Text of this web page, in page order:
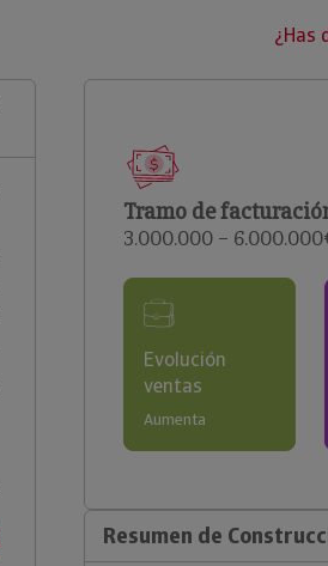
¿Has
Tramo de
3.000.000 –
Evolución
ventas
Aumenta
Resumen de